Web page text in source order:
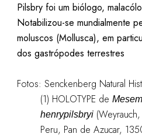
Pilsbry foi um biólogo,
Notabilizou-se mundialmente
moluscos (Mollusca), em
dos gastrópodes terrestres
Fotos: Senckenberg Natural
(1) HOLOTYPE de
henrypilsbryi
Peru, Pan de Azucar,